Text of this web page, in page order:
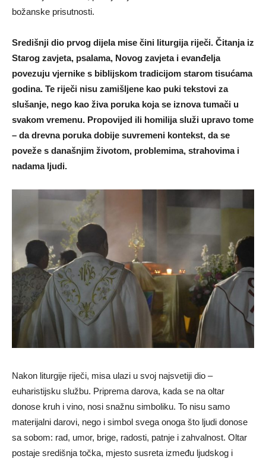
božanske prisutnosti.
Središnji dio prvog dijela mise čini liturgija riječi. Čitanja iz
Starog zavjeta, psalama, Novog zavjeta i evanđelja
povezuju vjernike s biblijskom tradicijom starom tisućama
godina. Te riječi nisu zamišljene kao puki tekstovi za
slušanje, nego kao živa poruka koja se iznova tumači u
svakom vremenu. Propovijed ili homilija služi upravo tome
– da drevna poruka dobije suvremeni kontekst, da se
poveže s današnjim životom, problemima, strahovima i
nadama ljudi.
Nakon liturgije riječi, misa ulazi u svoj najsvetiji dio –
euharistijsku službu. Priprema darova, kada se na oltar
donose kruh i vino, nosi snažnu simboliku. To nisu samo
materijalni darovi, nego i simbol svega onoga što ljudi donose
sa sobom: rad, umor, brige, radosti, patnje i zahvalnost. Oltar
postaje središnja točka, mjesto susreta između ljudskog i